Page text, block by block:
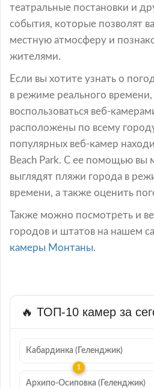
театральные постановки и
события, которые позволят
местную атмосферу и
жителями.
Если вы хотите узнать о
в режиме реального
воспользоваться веб-
расположены по всему
популярных веб-камер
Beach Park. С ее помощью вы
выглядят пляжи города в
времени, а также оценить
Также можно посмотреть и
городов и штатов на нашем
камеры Монтаны.
🔥 ТОП-10 камер за
Кабардинка (Геленджик)
Архипо-Осиповка (Геленджик)